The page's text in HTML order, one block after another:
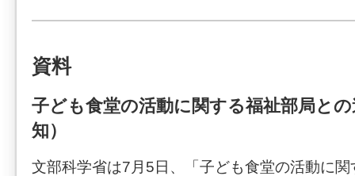
資料
子ども食堂の活動に関する福祉部局と
知）
文部科学省は7月5日、「子ども食堂の活動に